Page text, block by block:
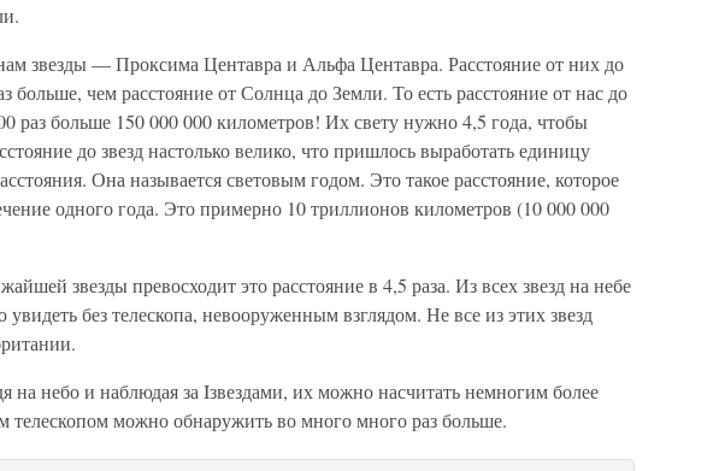
звезды — Проксима Центавра и Альфа Центавра. Расстояние от них до
больше, чем расстояние от Солнца до Земли. То есть расстояние от нас до
раз больше 150 000 000 километров! Их свету нужно 4,5 года, чтобы
до звезд настолько велико, что пришлось выработать единицу
Она называется световым годом. Это такое расстояние, которое
одного года. Это примерно 10 триллионов километров (10 000 000
звезды превосходит это расстояние в 4,5 раза. Из всех звезд на небе
без телескопа, невооруженным взглядом. Не все из этих звезд
на небо и наблюдая за Iзвездами, их можно насчитать немногим более
можно обнаружить во много много раз больше.